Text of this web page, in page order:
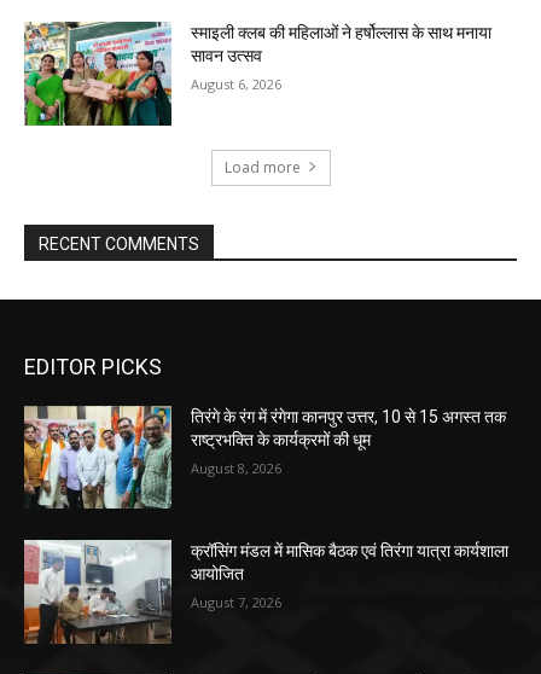
स्माइली क्लब की महिलाओं ने हर्षोल्लास के साथ मनाया
सावन उत्सव
August 6, 2026
Load more
RECENT COMMENTS
EDITOR PICKS
तिरंगे के रंग में रंगेगा कानपुर उत्तर, 10 से 15 अगस्त तक
राष्ट्रभक्ति के कार्यक्रमों की धूम
August 8, 2026
क्रॉसिंग मंडल में मासिक बैठक एवं तिरंगा यात्रा कार्यशाला
आयोजित
August 7, 2026